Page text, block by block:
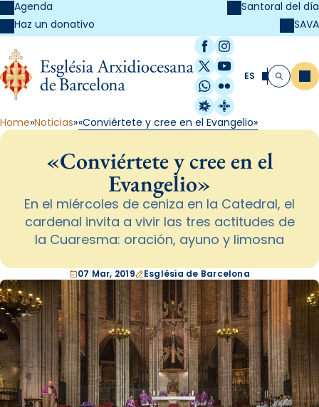
Agenda
Haz un donativo
Santoral del día
SAVA
Facebook
Instagram
X / Twitter
YouTube
WhatsApp
Flickr
Radio Estel
Catalunya
ES Buscar
Home Noticias «Conviértete y cree en el Evangelio»
«Conviértete y cree en el
Evangelio»
En el miércoles de ceniza en la Catedral, el
cardenal invita a vivir las tres actitudes de
la Cuaresma: oración, ayuno y limosna
07 Mar, 2019 Església de Barcelona